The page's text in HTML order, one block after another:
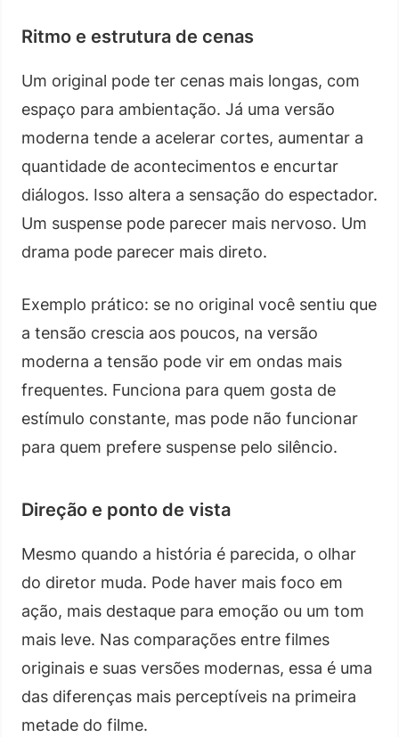
Ritmo e estrutura de cenas
Um original pode ter cenas mais longas, com
espaço para ambientação. Já uma versão
moderna tende a acelerar cortes, aumentar a
quantidade de acontecimentos e encurtar
diálogos. Isso altera a sensação do espectador.
Um suspense pode parecer mais nervoso. Um
drama pode parecer mais direto.
Exemplo prático: se no original você sentiu que
a tensão crescia aos poucos, na versão
moderna a tensão pode vir em ondas mais
frequentes. Funciona para quem gosta de
estímulo constante, mas pode não funcionar
para quem prefere suspense pelo silêncio.
Direção e ponto de vista
Mesmo quando a história é parecida, o olhar
do diretor muda. Pode haver mais foco em
ação, mais destaque para emoção ou um tom
mais leve. Nas comparações entre filmes
originais e suas versões modernas, essa é uma
das diferenças mais perceptíveis na primeira
metade do filme.